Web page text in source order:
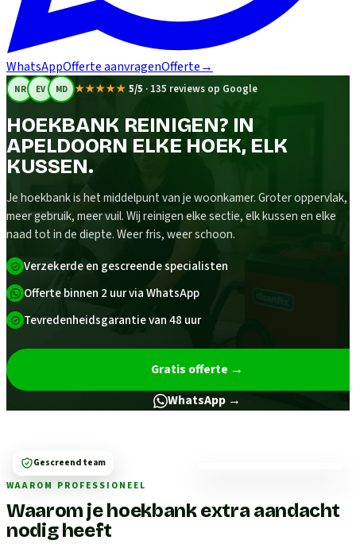
WhatsAppOfferte aanvragenOfferte→
NR EV MD ★★★★★ 5/5 · 135 reviews op Google
HOEKBANK REINIGEN? IN
APELDOORN ELKE HOEK, ELK
KUSSEN.
Je hoekbank is het middelpunt van je woonkamer. Groter oppervlak,
meer gebruik, meer vuil. Wij reinigen elke sectie, elk kussen en elke
naad tot in de diepte. Weer fris, weer schoon.
Verzekerde en gescreende specialisten
Offerte binnen 2 uur via WhatsApp
Tevredenheidsgarantie van 48 uur
Gratis offerte →
WhatsApp →
WAAROM PROFESSIONEEL
Waarom je hoekbank extra aandacht
nodig heeft
Gescreend team